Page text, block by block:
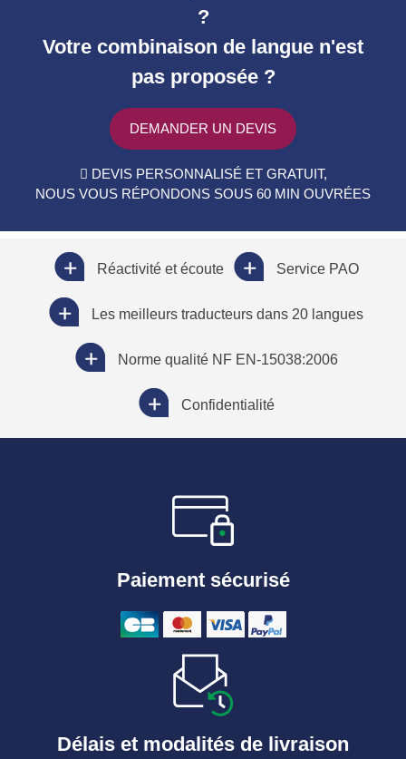
?
Votre combinaison de langue n'est
pas proposée ?
DEMANDER UN DEVIS
DEVIS PERSONNALISÉ ET GRATUIT,
NOUS VOUS RÉPONDONS SOUS 60 MIN OUVRÉES
Réactivité et écoute Service PAO
Les meilleurs traducteurs dans 20 langues
Norme qualité NF EN-15038:2006
Confidentialité
Paiement sécurisé
Délais et modalités de livraison